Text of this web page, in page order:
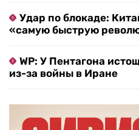
Удар по блокаде:
«самую быструю
WP: У Пентагона
из-за войны в Иране